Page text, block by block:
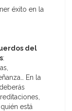
éxito en la
del
:
En la
está